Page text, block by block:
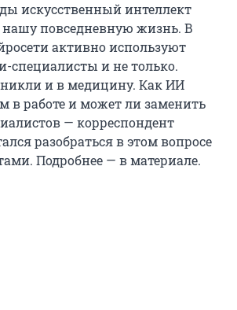
искусственный интеллект
повседневную жизнь. В
активно используют
специалисты и не только.
и в медицину. Как ИИ
в работе и может ли заменить
— корреспондент
разобраться в этом вопросе
Подробнее — в материале.